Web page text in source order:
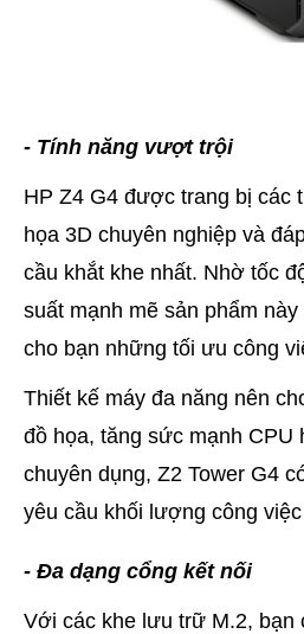
- Tính năng vượt trội
HP Z4 G4 được trang bị các
họa 3D chuyên nghiệp và
cầu khắt khe nhất. Nhờ tốc
suất mạnh mẽ sản phẩm
cho bạn những tối ưu công
Thiết kế máy đa năng nên
đồ họa, tăng sức mạnh CPU
chuyên dụng, Z2 Tower G4
yêu cầu khối lượng công
- Đa dạng cổng kết nối
Với các khe lưu trữ M.2, bạn